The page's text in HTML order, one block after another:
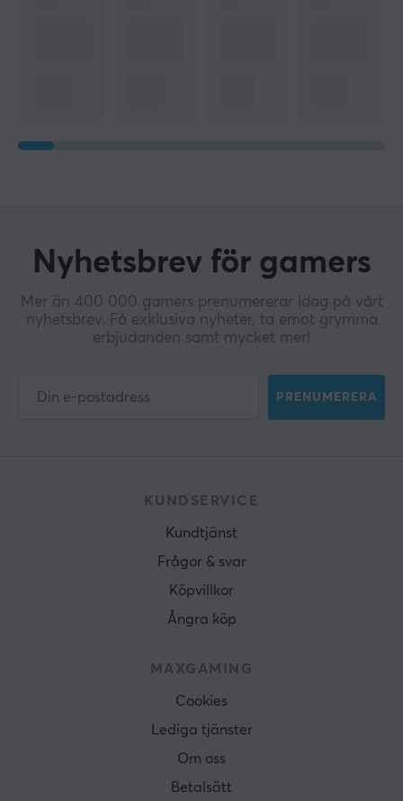
Nyhetsbrev för gamers
Mer än 400 000 gamers prenumererar idag på vårt
nyhetsbrev. Få exklusiva nyheter, ta emot grymma
erbjudanden samt mycket mer!
PRENUMERERA
KUNDSERVICE
Kundtjänst
Frågor & svar
Köpvillkor
Ångra köp
MAXGAMING
Cookies
Lediga tjänster
Om oss
Betalsätt